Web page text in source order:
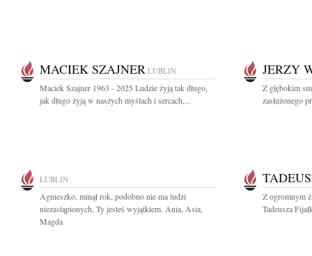
MACIEK SZAJNER LUBLIN
Maciek Szajner 1963 - 2025 Ludzie żyją tak długo,
jak długo żyją w naszych myślach i sercach,...
JERZY
Z głębokim
zasłużonego
LUBLIN
Agnieszko, minął rok, podobno nie ma ludzi
niezastąpionych, Ty jesteś wyjątkiem. Ania, Asia,
Magda
Z ogromnym
Tadeusza